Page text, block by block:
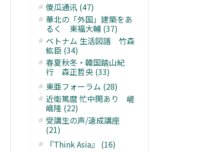
傻瓜通讯 (47)
華北の「外国」建築をあ
るく 東福大輔 (37)
ベトナム 生活図譜 竹森
紘臣 (34)
春夏秋冬・韓国踏山紀
行 森正哲央 (33)
東亜フォーラム (28)
近衞篤麿 忙中閑あり 嵯
峨隆 (22)
受講生の声/速成講座
(21)
『Think Asia』 (16)